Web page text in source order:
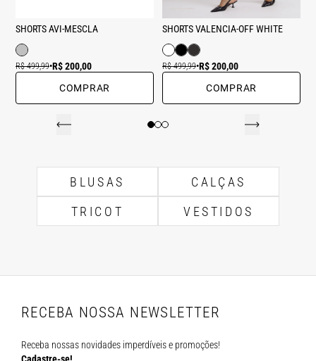
SHORTS AVI-MESCLA
R$ 499,99•R$ 200,00
COMPRAR
SHORTS VALENCIA-OFF WHITE
R$ 499,99•R$ 200,00
COMPRAR
BLUSAS
CALÇAS
TRICOT
VESTIDOS
RECEBA NOSSA NEWSLETTER
Receba nossas novidades imperdíveis e promoções!